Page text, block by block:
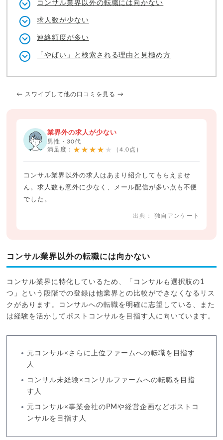
コンサル業界以外の転職には向かない
求人数が少ない
連絡頻度が多い
「やばい」と検索される理由と見極め方
← スワイプして他の口コミを見る →
業界外の求人が少ない
男性・30代
満足度： ★★★★★ （4.0点）
コンサル業界以外の求人はあまり紹介してもらえませ
ん。求人数も意外に少なく、メール配信が多い点も不便
でした。
独自アンケート
コンサル業界以外の転職には向かない
コンサル業界に特化しているため、「コンサルも選択肢の1
つ」という段階での登録は他業界との比較ができなくなるリス
クがあります。コンサルへの転職を明確に志望している、また
は経験を活かしてポストコンサルを目指す人に向いています。
元コンサル×さらに上位ファームへの転職を目指す
人
コンサル未経験×コンサルファームへの転職を目指
す人
元コンサル×事業会社のPMや経営企画などポストコ
ンサルを目指す人